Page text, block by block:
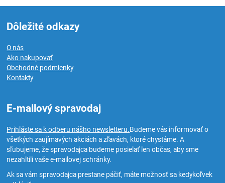
Dôležité odkazy
O nás
Ako nakupovať
Obchodné podmienky
Kontakty
E-mailový spravodaj
Prihláste sa k odberu nášho newsletteru.Budeme vás informovať o
všetkých zaujímavých akciách a zľavách, ktoré chystáme. A
sľubujeme, že spravodajca budeme posielať len občas, aby sme
nezahltili vaše e-mailovej schránky.
Ak sa vám spravodajca prestane páčiť, máte možnosť sa kedykoľvek